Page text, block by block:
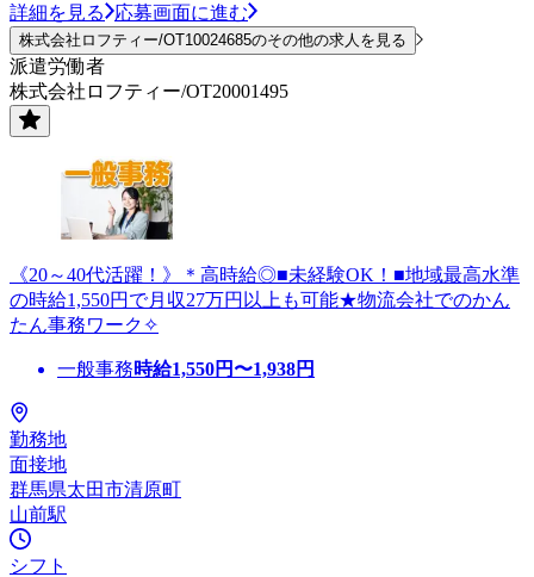
詳細を見る 応募画面に進む
株式会社ロフティー/OT10024685のその他の求人を見る
派遣労働者
株式会社ロフティー/OT20001495
《20～40代活躍！》＊高時給◎■未経験OK！■地域最高水準
の時給1,550円で月収27万円以上も可能★物流会社でのかん
たん事務ワーク✧
一般事務時給1,550円〜1,938円
勤務地
面接地
群馬県太田市清原町
山前駅
シフト